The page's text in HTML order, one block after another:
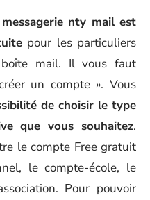
nty mail est
pour les particuliers
mail. Il vous faut
un compte ». Vous
de choisir le type
que vous souhaitez.
le compte Free gratuit
le compte-école, le
Pour pouvoir